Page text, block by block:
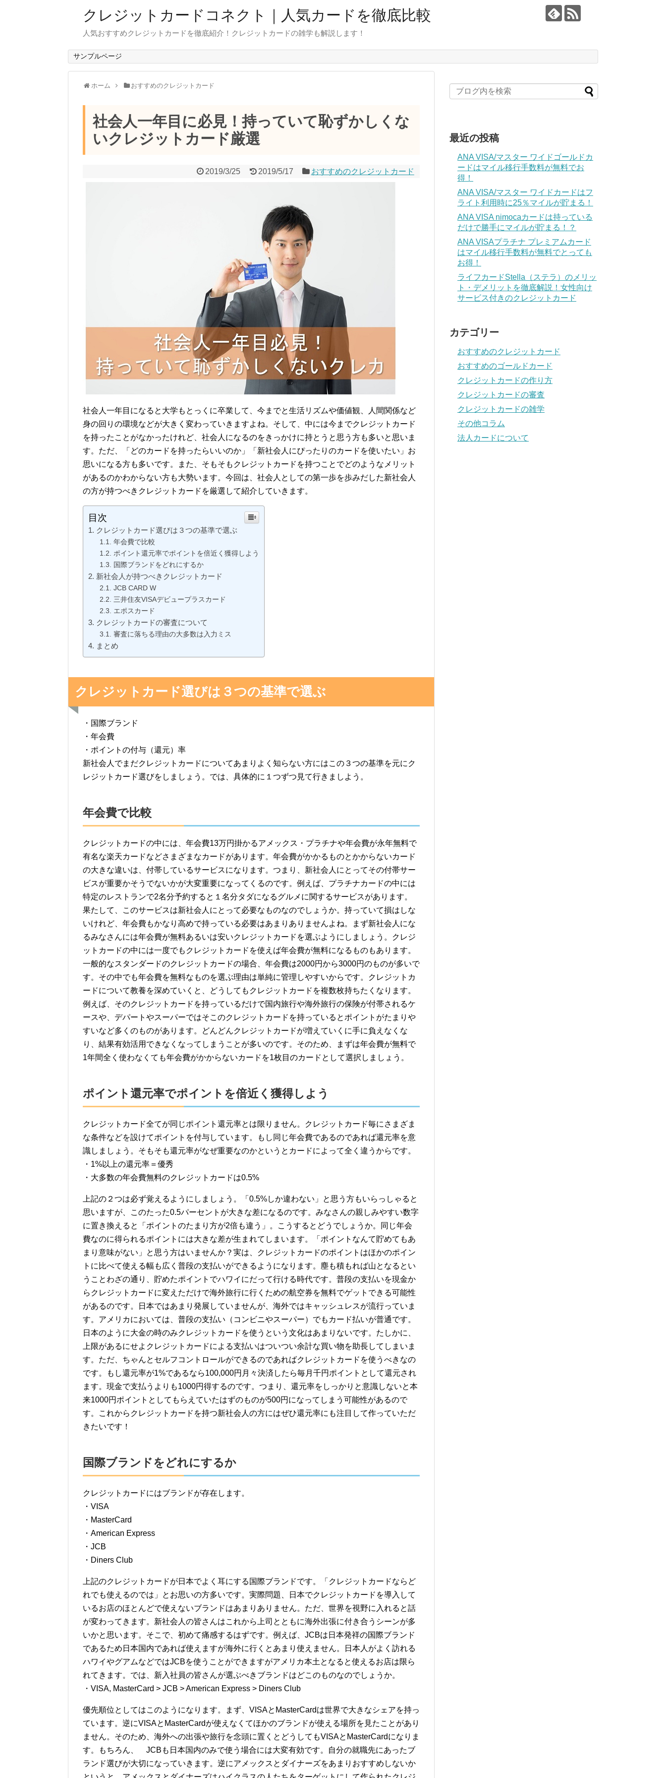
クレジットカードコネクト｜人気カードを徹底比較
人気おすすめクレジットカードを徹底紹介！クレジットカードの雑学も解説します！
サンプルページ
ホーム おすすめのクレジットカード
社会人一年目に必見！持っていて恥ずかしくな
いクレジットカード厳選
2019/3/25 2019/5/17 おすすめのクレジットカード
社会人一年目になると大学もとっくに卒業して、今までと生活リズムや価値観、人間関係など
身の回りの環境などが大きく変わっていきますよね。そして、中には今までクレジットカード
を持ったことがなかったけれど、社会人になるのをきっかけに持とうと思う方も多いと思いま
す。ただ、「どのカードを持ったらいいのか」「新社会人にぴったりのカードを使いたい」お
思いになる方も多いです。また、そもそもクレジットカードを持つことでどのようなメリット
があるのかわからない方も大勢います。今回は、社会人としての第一歩を歩みだした新社会人
の方が持つべきクレジットカードを厳選して紹介していきます。
目次
クレジットカード選びは３つの基準で選ぶ
年会費で比較
ポイント還元率でポイントを倍近く獲得しよう
国際ブランドをどれにするか
新社会人が持つべきクレジットカード
JCB CARD W
三井住友VISAデビュープラスカード
エポスカード
クレジットカードの審査について
審査に落ちる理由の大多数は入力ミス
まとめ
クレジットカード選びは３つの基準で選ぶ
・国際ブランド
・年会費
・ポイントの付与（還元）率
新社会人でまだクレジットカードについてあまりよく知らない方にはこの３つの基準を元にク
レジットカード選びをしましょう。では、具体的に１つずつ見て行きましよう。
年会費で比較
クレジットカードの中には、年会費13万円掛かるアメックス・プラチナや年会費が永年無料で
有名な楽天カードなどさまざまなカードがあります。年会費がかかるものとかからないカード
の大きな違いは、付帯しているサービスになります。つまり、新社会人にとってその付帯サー
ビスが重要かそうでないかが大変重要になってくるのです。例えば、プラチナカードの中には
特定のレストランで2名分予約すると１名分タダになるグルメに関するサービスがあります。
果たして、このサービスは新社会人にとって必要なものなのでしょうか。持っていて損はしな
いけれど、年会費もかなり高めで持っている必要はあまりありませんよね。まず新社会人にな
るみなさんには年会費が無料あるいは安いクレジットカードを選ぶようにしましょう。クレジ
ットカードの中には一度でもクレジットカードを使えば年会費が無料になるものもあります。
一般的なスタンダードのクレジットカードの場合、年会費は2000円から3000円のものが多いで
す。その中でも年会費を無料なものを選ぶ理由は単純に管理しやすいからです。クレジットカ
ードについて教養を深めていくと、どうしてもクレジットカードを複数枚持ちたくなります。
例えば、そのクレジットカードを持っているだけで国内旅行や海外旅行の保険が付帯されるケ
ースや、デパートやスーパーではそこのクレジットカードを持っているとポイントがたまりや
すいなど多くのものがあります。どんどんクレジットカードが増えていくに手に負えなくな
り、結果有効活用できなくなってしまうことが多いのです。そのため、まずは年会費が無料で
1年間全く使わなくても年会費がかからないカードを1枚目のカードとして選択しましょう。
ポイント還元率でポイントを倍近く獲得しよう
クレジットカード全てが同じポイント還元率とは限りません。クレジットカード毎にさまざま
な条件などを設けてポイントを付与しています。もし同じ年会費であるのであれば還元率を意
識しましょう。そもそも還元率がなぜ重要なのかというとカードによって全く違うからです。
・1%以上の還元率＝優秀
・大多数の年会費無料のクレジットカードは0.5%
上記の２つは必ず覚えるようにしましょう。「0.5%しか違わない」と思う方もいらっしゃると
思いますが、このたった0.5パーセントが大きな差になるのです。みなさんの親しみやすい数字
に置き換えると「ポイントのたまり方が2倍も違う」。こうするとどうでしょうか。同じ年会
費なのに得られるポイントには大きな差が生まれてしまいます。「ポイントなんて貯めてもあ
まり意味がない」と思う方はいませんか？実は、クレジットカードのポイントはほかのポイン
トに比べて使える幅も広く普段の支払いができるようになります。塵も積もれば山となるとい
うことわざの通り、貯めたポイントでハワイにだって行ける時代です。普段の支払いを現金か
らクレジットカードに変えただけで海外旅行に行くための航空券を無料でゲットできる可能性
があるのです。日本ではあまり発展していませんが、海外ではキャッシュレスが流行っていま
す。アメリカにおいては、普段の支払い（コンビニやスーパー）でもカード払いが普通です。
日本のように大金の時のみクレジットカードを使うという文化はあまりないです。たしかに、
上限があるにせよクレジットカードによる支払いはついつい余計な買い物を助長してしまいま
す。ただ、ちゃんとセルフコントロールができるのであればクレジットカードを使うべきなの
です。もし還元率が1%であるなら100,000円月々決済したら毎月千円ポイントとして還元され
ます。現金で支払うよりも1000円得するのです。つまり、還元率をしっかりと意識しないと本
来1000円ポイントとしてもらえていたはずのものが500円になってしまう可能性があるので
す。これからクレジットカードを持つ新社会人の方にはぜひ還元率にも注目して作っていただ
きたいです！
国際ブランドをどれにするか
クレジットカードにはブランドが存在します。
・VISA
・MasterCard
・American Express
・JCB
・Diners Club
上記のクレジットカードが日本でよく耳にする国際ブランドです。「クレジットカードならど
れでも使えるのでは」とお思いの方多いです。実際問題、日本でクレジットカードを導入して
いるお店のほとんどで使えないブランドはあまりありません。ただ、世界を視野に入れると話
が変わってきます。新社会人の皆さんはこれから上司とともに海外出張に付き合うシーンが多
いかと思います。そこで、初めて痛感するはずです。例えば、JCBは日本発祥の国際ブランド
であるため日本国内であれば使えますが海外に行くとあまり使えません。日本人がよく訪れる
ハワイやグアムなどではJCBを使うことができますがアメリカ本土となると使えるお店は限ら
れてきます。では、新入社員の皆さんが選ぶべきブランドはどこのものなのでしょうか。
・VISA, MasterCard > JCB > American Express > Diners Club
優先順位としてはこのようになります。まず、VISAとMasterCardは世界で大きなシェアを持っ
ています。逆にVISAとMasterCardが使えなくてほかのブランドが使える場所を見たことがあり
ません。そのため、海外への出張や旅行を念頭に置くとどうしてもVISAとMasterCardになりま
す。もちろん、 JCBも日本国内のみで使う場合には大変有効です。自分の就職先にあったブ
ランド選びが大切になっていきます。逆にアメックスとダイナーズをあまりおすすめしないか
最近の投稿
ANA VISA/マスター ワイドゴールドカ
ードはマイル移行手数料が無料でお
得！
ANA VISA/マスター ワイドカードはフ
ライト利用時に25％マイルが貯まる！
ANA VISA nimocaカードは持っている
だけで勝手にマイルが貯まる！？
ANA VISAプラチナ プレミアムカード
はマイル移行手数料が無料でとっても
お得！
ライフカードStella（ステラ）のメリッ
ト・デメリットを徹底解説！女性向け
サービス付きのクレジットカード
カテゴリー
おすすめのクレジットカード
おすすめのゴールドカード
クレジットカードの作り方
クレジットカードの審査
クレジットカードの雑学
その他コラム
法人カードについて